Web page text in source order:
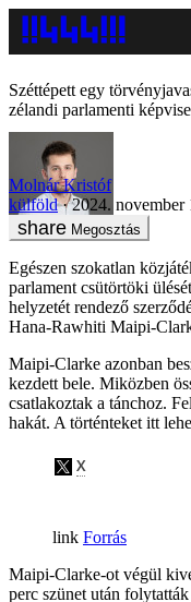
Széttépett egy
zélandi parlamenti
Molnár Kristóf
külföld
2024. november
Megosztás
Egészen szokatlan
parlament csütörtöki
helyzetét rendező
Hana-Rawhiti Maipi-
Maipi-Clarke azonban
kezdett bele. Miközben
csatlakoztak a tánchoz.
hakát. A történteket itt
Forrás
Maipi-Clarke-ot végül
perc szünet után